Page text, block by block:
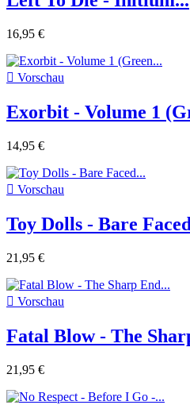
16,95 €
 Vorschau
Exorbit - Volume 1
14,95 €
 Vorschau
Toy Dolls - Bare
21,95 €
 Vorschau
Fatal Blow - The
21,95 €